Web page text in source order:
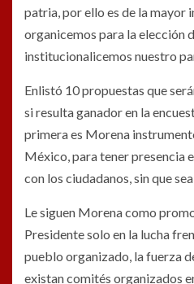
patria, por ello es de la mayor
organicemos para la elección
institucionalicemos nuestro
Enlistó 10 propuestas que
si resulta ganador en la
primera es Morena
México, para tener presencia
con los ciudadanos, sin que
Le siguen Morena como
Presidente solo en la lucha
pueblo organizado, la fuerza
existan comités organizados